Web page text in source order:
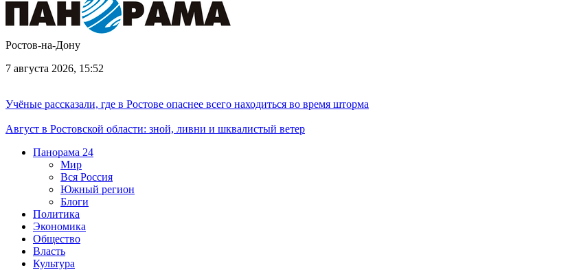
Ростов-на-Дону
7 августа 2026, 15:52
Учёные рассказали, где в Ростове опаснее всего находиться во время шторма
Август в Ростовской области: зной, ливни и шквалистый ветер
Панорама 24
Мир
Вся Россия
Южный регион
Блоги
Политика
Экономика
Общество
Власть
Культура